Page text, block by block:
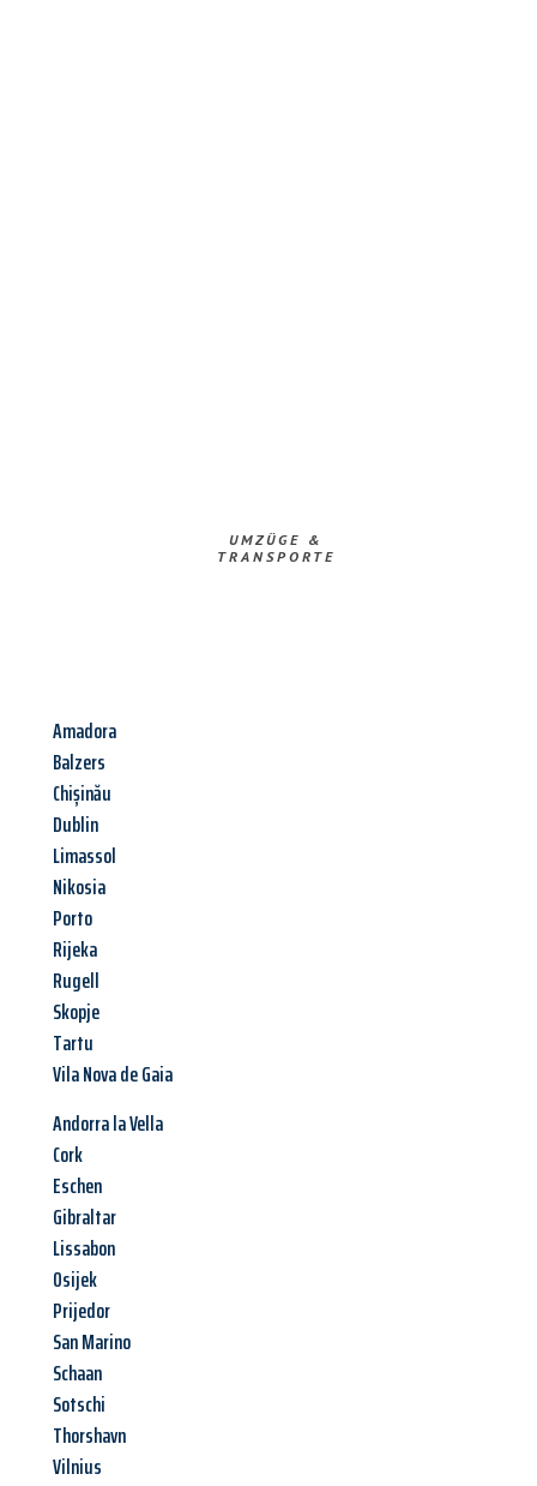
UMZÜGE &
TRANSPORTE
Amadora
Balzers
Chișinău
Dublin
Limassol
Nikosia
Porto
Rijeka
Rugell
Skopje
Tartu
Vila Nova de Gaia
Andorra la Vella
Cork
Eschen
Gibraltar
Lissabon
Osijek
Prijedor
San Marino
Schaan
Sotschi
Thorshavn
Vilnius